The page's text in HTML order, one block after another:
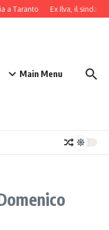
a Taranto Ex Ilva, il sindaco
Main Menu